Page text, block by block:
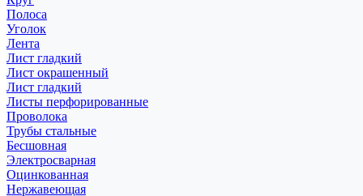
Полоса
Уголок
Лента
Лист гладкий
Лист окрашенный
Лист гладкий
Листы перфорированные
Проволока
Трубы стальные
Бесшовная
Электросварная
Оцинкованная
Нержавеющая